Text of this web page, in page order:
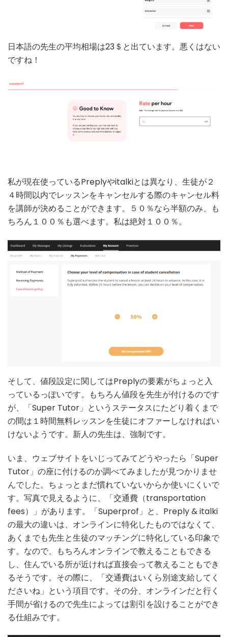
日本語の先生の平均相場は23＄と出ています。悪くはない
ですね！
私が現在使っているPreplyやitalkiとは異なり、生徒が２
４時間以内でレッスンをキャンセルする際のキャンセル料
を講師が決めることができます。５０％なら半額のみ、も
ちろん１００％も選べます。私は絶対１００％。
そして、値段設定に関してはPreplyの要素がちょっと入
っているっぽいです。もちろん値段を先生が付けるのです
が、「Super Tutor」というステータスにたどり着くまで
の間は１時間無料レッスンを生徒にオファーしなければい
けないようです。新人の先生は、強制です。
いま、ウェブサイトをいじってみてどうやったら「Super
Tutor」の座に付けるのか調べてみましたが見つかりませ
んでした。ちょっとまだ慣れていないからか使いにくいで
す。写真で見えるように、「交通費（transportation
fees）」があります。「Superprof」と、Preply & italki
の最大の違いは、オンラインに特化したものではなくて、
あくまでも先生と生徒のマッチングに特化している印象で
す。なので、もちろんオンラインで教えることもできる
し、住んでいる所が近ければ直接会って教えることもでき
るそうです。その際に、「交通費はいくら別途支給してく
ださいね」という項目です。その分、オンラインだと行く
手間が省けるので先生によっては割引を設けることができ
る仕組みです。